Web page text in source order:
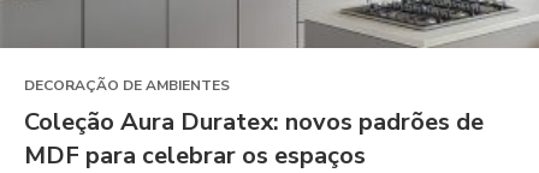
DECORAÇÃO DE AMBIENTES
Coleção Aura Duratex: novos padrões de
MDF para celebrar os espaços